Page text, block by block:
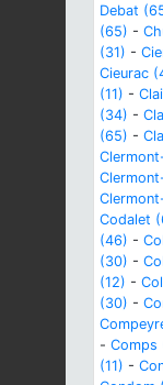
Debat
(65) -
(31) -
Cieurac
(11) -
(34) -
(65) -
Codalet
(46) -
(30) -
(12) -
(30) -
- Comps
(11) -